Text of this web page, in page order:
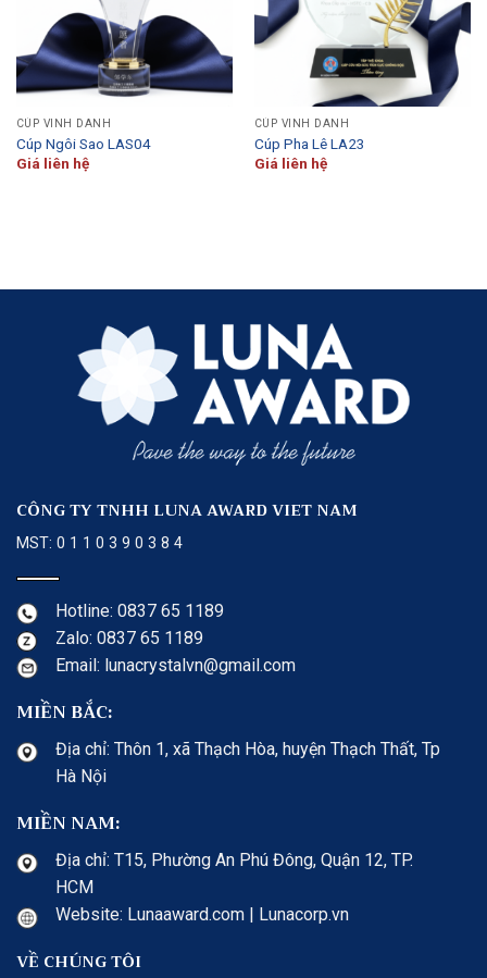
CÚP VINH DANH
Cúp Ngôi Sao LAS04
Giá liên hệ
CÚP VINH DANH
Cúp Pha Lê LA23
Giá liên hệ
CÔNG TY TNHH LUNA AWARD VIET NAM
MST: 0 1 1 0 3 9 0 3 8 4
Hotline: 0837 65 1189
Zalo: 0837 65 1189
Email: lunacrystalvn@gmail.com
MIỀN BẮC:
Địa chỉ: Thôn 1, xã Thạch Hòa, huyện Thạch Thất, Tp
Hà Nội
MIỀN NAM:
Địa chỉ: T15, Phường An Phú Đông, Quận 12, TP.
HCM
Website: Lunaaward.com | Lunacorp.vn
VỀ CHÚNG TÔI